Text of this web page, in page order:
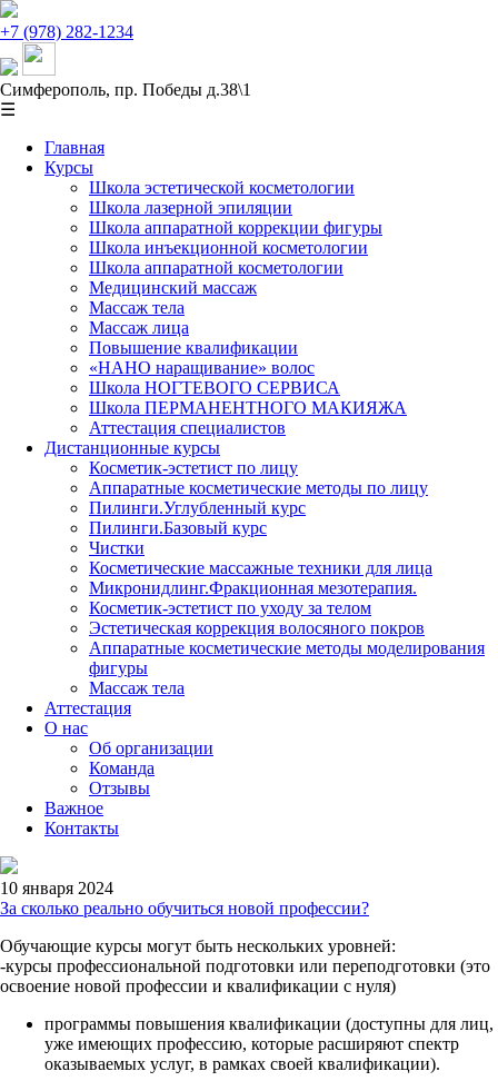
+7 (978) 282-1234
Симферополь, пр. Победы д.38\1
☰
Главная
Курсы
Школа эстетической косметологии
Школа лазерной эпиляции
Школа аппаратной коррекции фигуры
Школа инъекционной косметологии
Школа аппаратной косметологии
Медицинский массаж
Массаж тела
Массаж лица
Повышение квалификации
«НАНО наращивание» волос
Школа НОГТЕВОГО СЕРВИСА
Школа ПЕРМАНЕНТНОГО МАКИЯЖА
Аттестация специалистов
Дистанционные курсы
Косметик-эстетист по лицу
Аппаратные косметические методы по лицу
Пилинги.Углубленный курс
Пилинги.Базовый курс
Чистки
Косметические массажные техники для лица
Микронидлинг.Фракционная мезотерапия.
Косметик-эстетист по уходу за телом
Эстетическая коррекция волосяного покров
Аппаратные косметические методы моделирования
фигуры
Массаж тела
Аттестация
О нас
Об организации
Команда
Отзывы
Важное
Контакты
10 января 2024
За сколько реально обучиться новой профессии?
Обучающие курсы могут быть нескольких уровней:
-курсы профессиональной подготовки или переподготовки (это
освоение новой профессии и квалификации с нуля)
программы повышения квалификации (доступны для лиц,
уже имеющих профессию, которые расширяют спектр
оказываемых услуг, в рамках своей квалификации).